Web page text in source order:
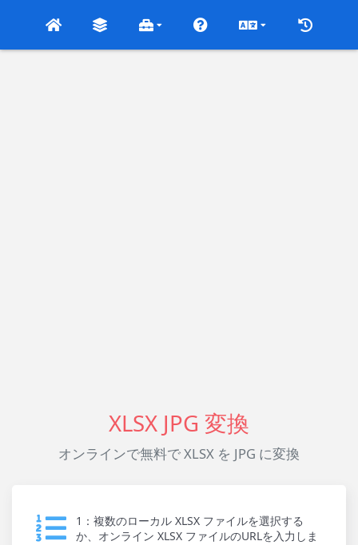
XLSX JPG 変換
オンラインで無料で XLSX を JPG に変換
1：複数のローカル XLSX ファイルを選択する
か、オンライン XLSX ファイルのURLを入力しま